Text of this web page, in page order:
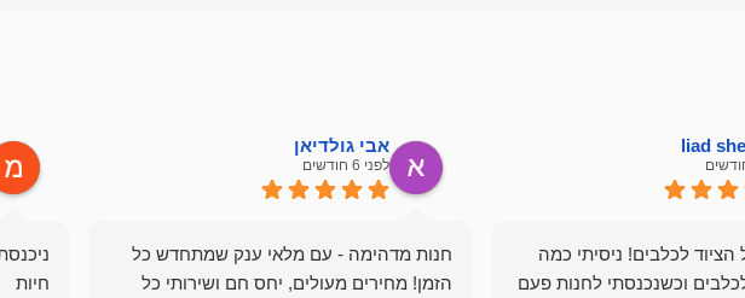
liad
לכלבים! ניסיתי כמה
וכשנכנסתי לחנות פעם
אבי גולדיאן
לפני 6 חודשים
חנות מדהימה - עם מלאי ענק שמתחדש כל
הזמן! מחירים מעולים, יחס חם ושירותי כל